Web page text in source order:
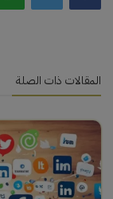
المقالات ذات الصلة